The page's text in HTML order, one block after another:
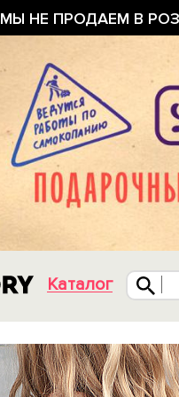
МЫ НЕ ПРОДАЕМ В
Каталог